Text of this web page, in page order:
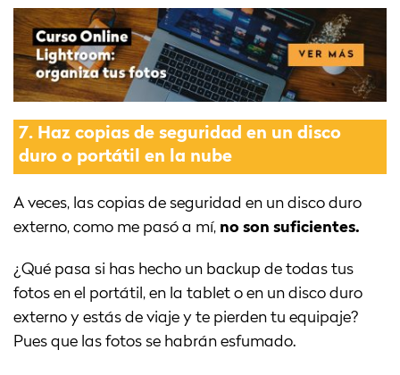
7. Haz copias de seguridad en un disco
duro o portátil en la nube
A veces, las copias de seguridad en un disco duro
externo, como me pasó a mí, no son suficientes.
¿Qué pasa si has hecho un backup de todas tus
fotos en el portátil, en la tablet o en un disco duro
externo y estás de viaje y te pierden tu equipaje?
Pues que las fotos se habrán esfumado.